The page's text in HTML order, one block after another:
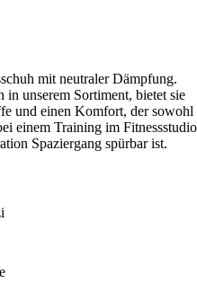
mit neutraler Dämpfung.
unserem Sortiment, bietet sie
und einen Komfort, der sowohl
einem Training im Fitnessstudio
Spaziergang spürbar ist.